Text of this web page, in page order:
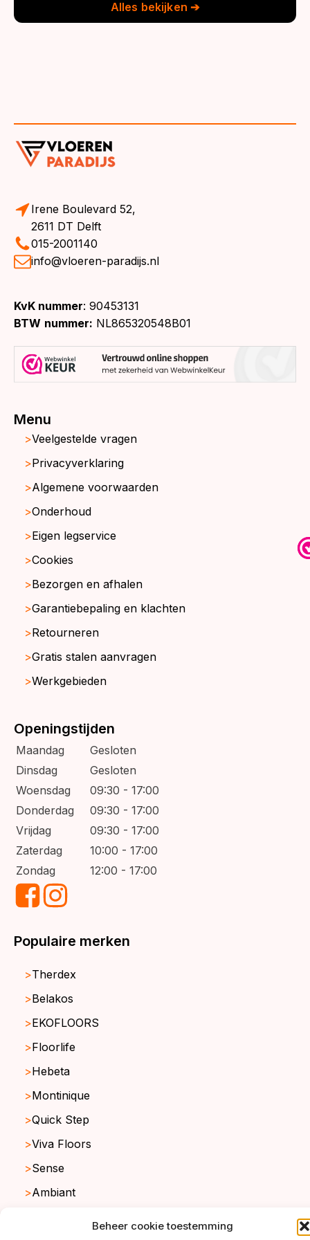
Beheer cookie toestemming
Alles bekijken ➔
Irene Boulevard 52,
2611 DT Delft
015-2001140
info@vloeren-paradijs.nl
KvK nummer: 90453131
BTW nummer: NL865320548B01
Menu
Veelgestelde vragen
Privacyverklaring
Algemene voorwaarden
Onderhoud
Eigen legservice
Cookies
Bezorgen en afhalen
Garantiebepaling en klachten
Retourneren
Gratis stalen aanvragen
Werkgebieden
Openingstijden
Maandag
Gesloten
Dinsdag
Gesloten
Woensdag
09:30 - 17:00
Donderdag
09:30 - 17:00
Vrijdag
09:30 - 17:00
Zaterdag
10:00 - 17:00
Zondag
12:00 - 17:00
Populaire merken
Therdex
Belakos
EKOFLOORS
Floorlife
Hebeta
Montinique
Quick Step
Viva Floors
Sense
Ambiant